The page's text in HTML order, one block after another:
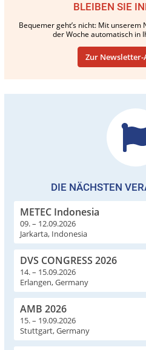
BLEIBEN SIE
Bequemer geht’s nicht: Mit
der Woche automatisch in
Zur
DIE NÄCHSTEN
METEC Indonesia
09. – 12.09.2026
Jarkarta, Indonesia
DVS CONGRESS 2026
14. – 15.09.2026
Erlangen, Germany
AMB 2026
15. – 19.09.2026
Stuttgart, Germany